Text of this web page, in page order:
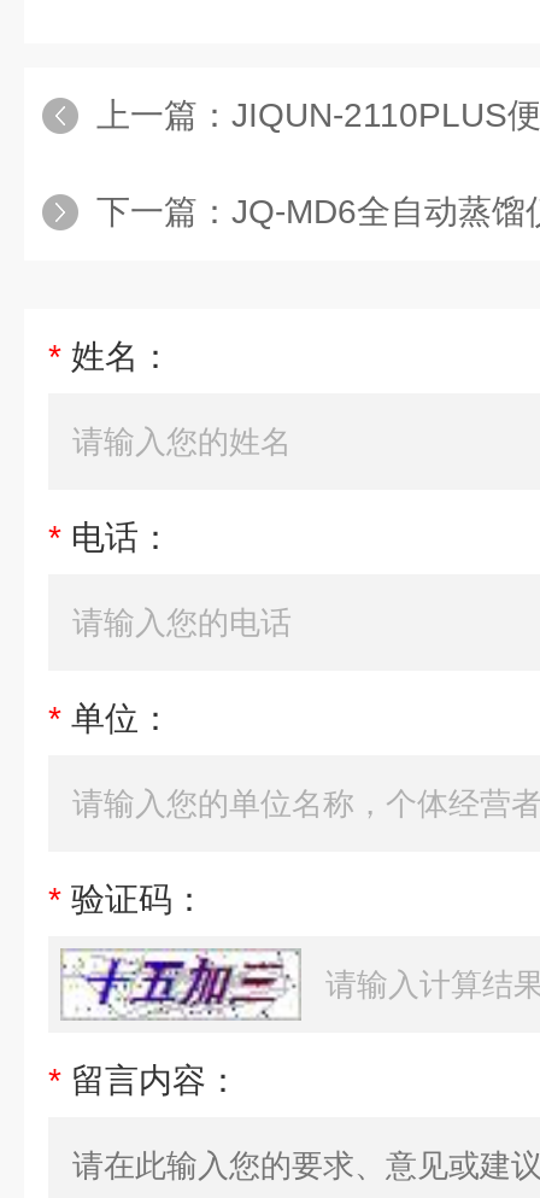
上一篇： JIQUN-2110PLUS便携式油
下一篇： JQ-MD6全自动蒸馏
* 姓名：
* 电话：
* 单位：
* 验证码：
* 留言内容：